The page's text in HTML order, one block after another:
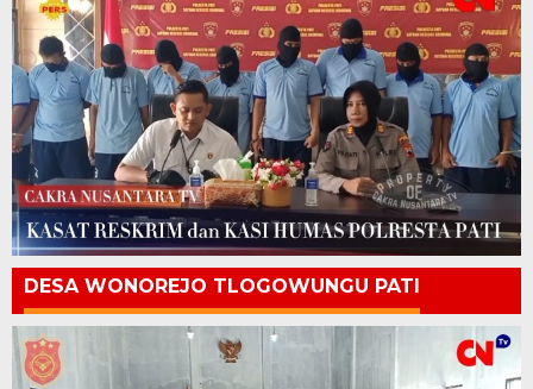
DESA WONOREJO TLOGOWUNGU PATI